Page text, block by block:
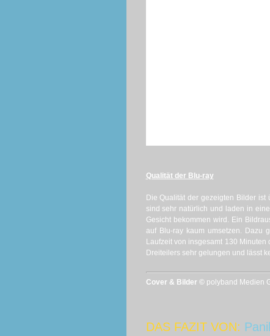
Qualität der Blu-ray
Die Qualität der gezeigten Bilder
sind sehr natürlich und laden in
Gesicht bekommen wird. Ein
auf Blu-ray kaum umsetzen. Dazu
Laufzeit von insgesamt 130
Dreiteilers sehr gelungen und lässt
Cover & Bilder © polyband Medien
DAS FAZIT VON: